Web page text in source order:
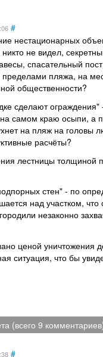
#
нестационарных
не видел,
спасательный
пределами пляжа, на
общественности?
сделают
самом краю осыпи, а
на пляж на головы
расчёты?
лестницы толщиной
стен" - по
над участком,
незаконно
ценой уничтожения
ситуация, что бы
(всего 9
#